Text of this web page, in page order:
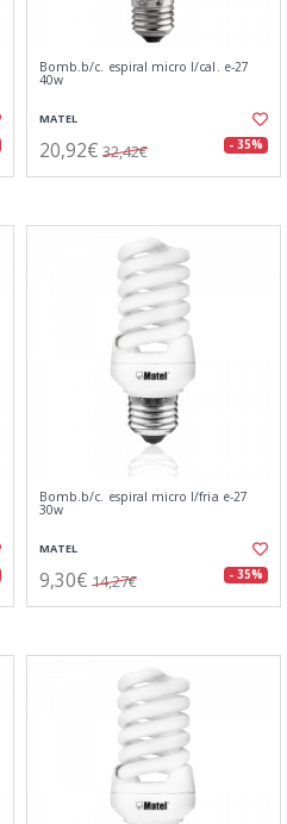
Bomb.b/c. espiral micro l/cal. e-27
40w
MATEL
20,92€ 32,42€ - 35%
Bomb.b/c. espiral micro l/fria e-27
30w
MATEL
9,30€ 14,27€ - 35%